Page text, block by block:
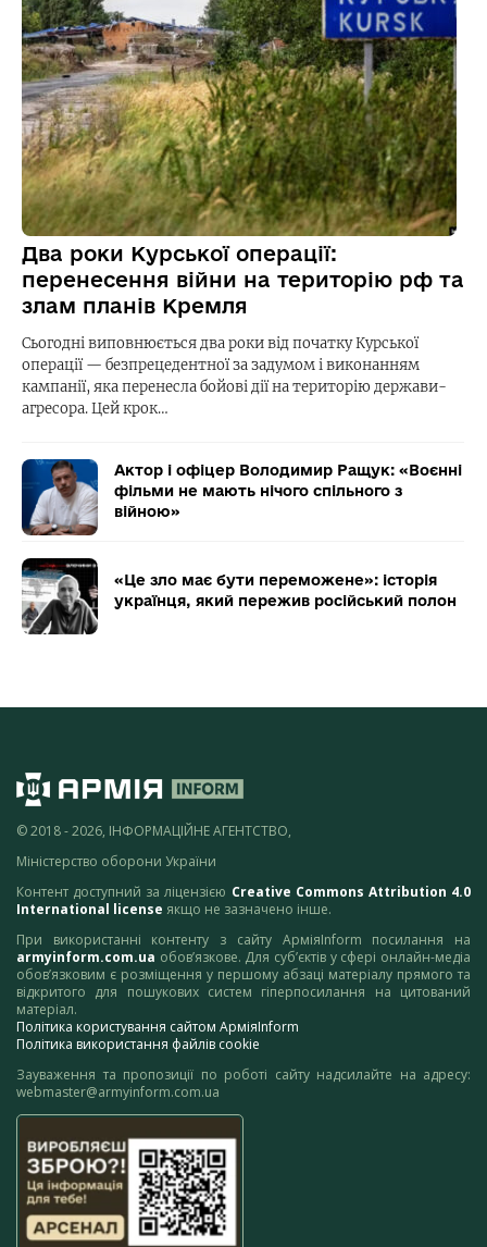
Два роки Курської операції:
перенесення війни на територію рф та
злам планів Кремля
Сьогодні виповнюється два роки від початку Курської
операції — безпрецедентної за задумом і виконанням
кампанії, яка перенесла бойові дії на територію держави-
агресора. Цей крок…
Актор і офіцер Володимир Ращук: «Воєнні
фільми не мають нічого спільного з
війною»
«Це зло має бути переможене»: історія
українця, який пережив російський полон
© 2018 - 2026, ІНФОРМАЦІЙНЕ АГЕНТСТВО,
Міністерство оборони України
Контент доступний за ліцензією Creative Commons Attribution 4.0
International license якщо не зазначено інше.
При використанні контенту з сайту АрміяInform посилання на
armyinform.com.ua обов’язкове. Для суб’єктів у сфері онлайн-медіа
обов’язковим є розміщення у першому абзаці матеріалу прямого та
відкритого для пошукових систем гіперпосилання на цитований
матеріал.
Політика користування сайтом АрміяInform
Політика використання файлів cookie
Зауваження та пропозиції по роботі сайту надсилайте на адресу:
webmaster@armyinform.com.ua